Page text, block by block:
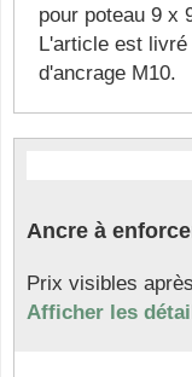
pour poteau 9 x
L'article est
d'ancrage M10.
Ancre à
Prix visibles après
Afficher les